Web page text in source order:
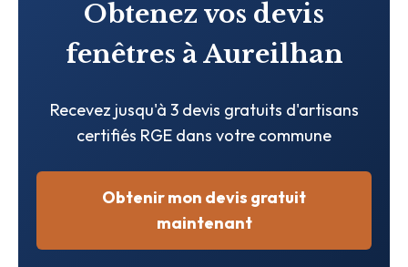
Obtenez vos devis
fenêtres à Aureilhan
Recevez jusqu'à 3 devis gratuits d'artisans
certifiés RGE dans votre commune
Obtenir mon devis gratuit
maintenant